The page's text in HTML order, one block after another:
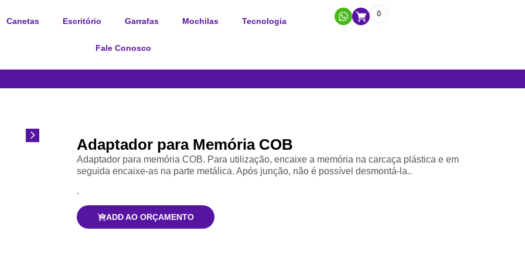
Canetas Escritório Garrafas Mochilas Tecnologia
Fale Conosco
0
Adaptador para Memória COB
Adaptador para memória COB. Para utilização, encaixe a memória na carcaça plástica e em
seguida encaixe-as na parte metálica. Após junção, não é possível desmontá-la..
.
ADD AO ORÇAMENTO